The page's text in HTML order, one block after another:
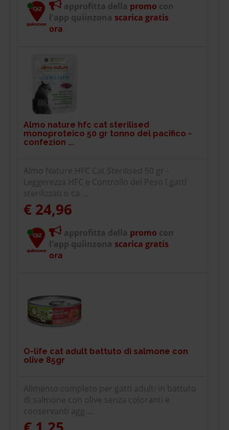
approfitta della promo con
l'app quiinzona scarica gratis
ora
Almo nature hfc cat sterilised
monoproteico 50 gr tonno del pacifico -
confezion ...
Almo Nature HFC Cat Sterilised 50 gr -
Leggerezza HFC e Controllo del Peso I gatti
sterilizzati o ca ...
€ 24,96
approfitta della promo con
l'app quiinzona scarica gratis
ora
O-life cat adult battuto di salmone con
olive 85gr
Alimento completo per gatti adulti in battuto
di salmone con olive senza coloranti e
conservanti agg ...